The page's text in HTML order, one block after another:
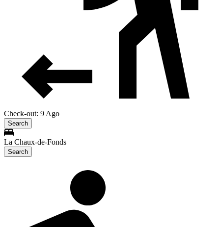
Check-out: 9 Ago
Search
La Chaux-de-Fonds
Search